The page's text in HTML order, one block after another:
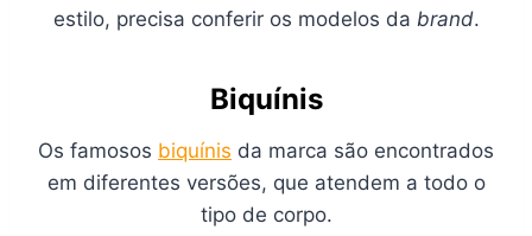
estilo, precisa conferir os modelos da brand.
Biquínis
Os famosos biquínis da marca são encontrados
em diferentes versões, que atendem a todo o
tipo de corpo.